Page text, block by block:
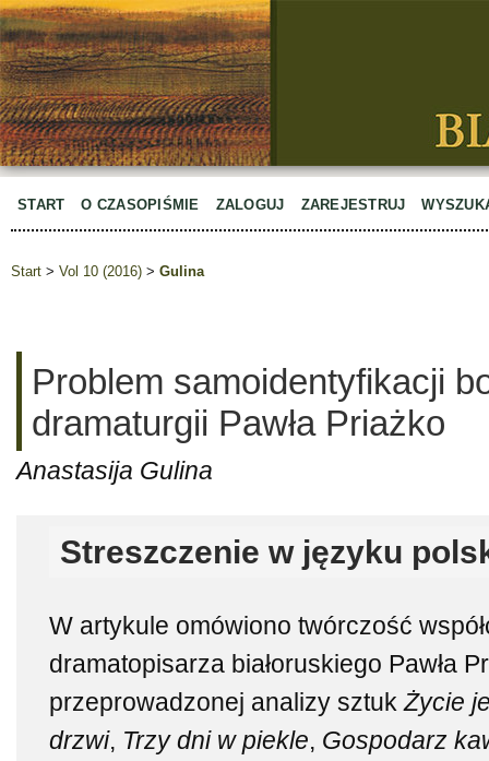
START O CZASOPIŚMIE ZALOGUJ ZAREJESTRUJ
Start > Vol 10 (2016) > Gulina
Problem samoidentyfikacji
dramaturgii Pawła Priażko
Anastasija Gulina
Streszczenie w języku
W artykule omówiono twórczość
dramatopisarza białoruskiego Pawła
przeprowadzonej analizy sztukŻycie
drzwi, Trzy dni w piekle, Gospodarz